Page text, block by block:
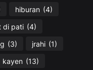
hiburan (4)
di pati (4)
(3) jrahi (1)
kayen (13)